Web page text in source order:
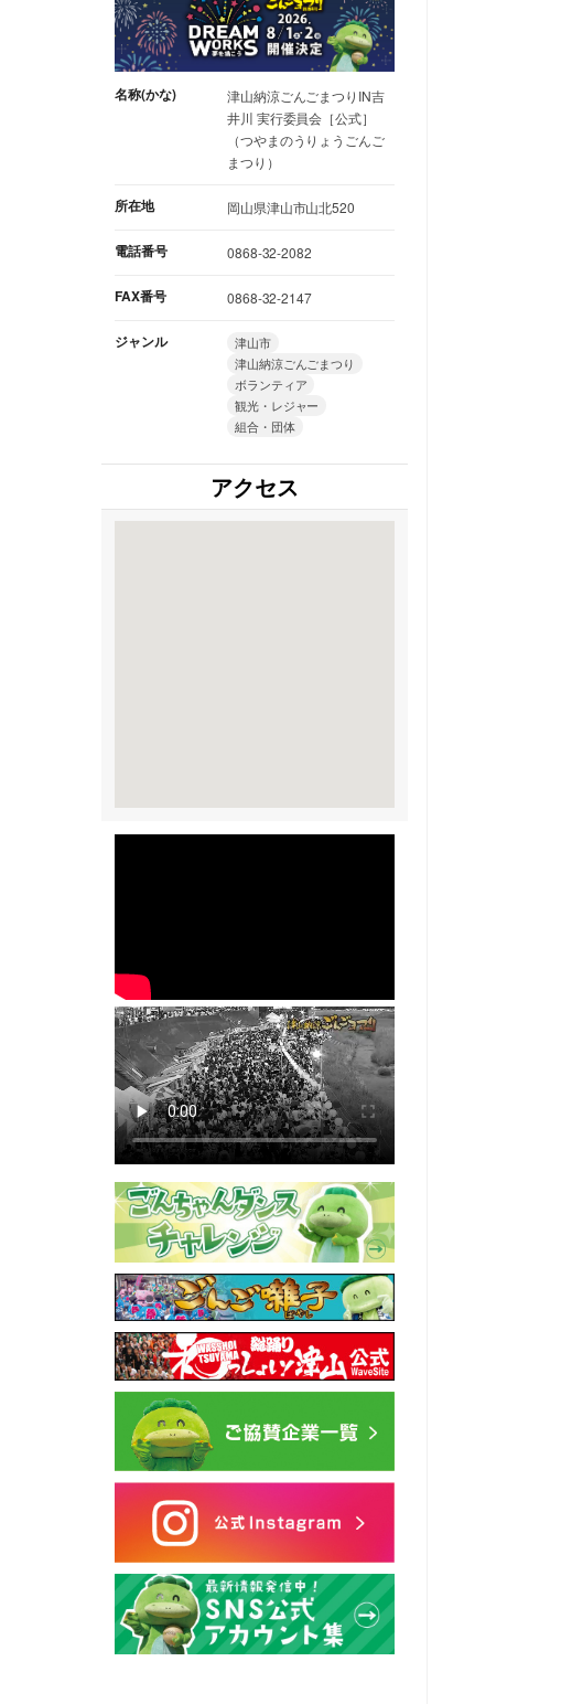
名称(かな)
津山納涼ごんごまつりIN吉
井川 実行委員会［公式］
（つやまのうりょうごんご
まつり）
所在地 岡山県津山市山北520
電話番号 0868-32-2082
FAX番号 0868-32-2147
ジャンル
津山市
津山納涼ごんごまつり
ボランティア
観光・レジャー
組合・団体
アクセス